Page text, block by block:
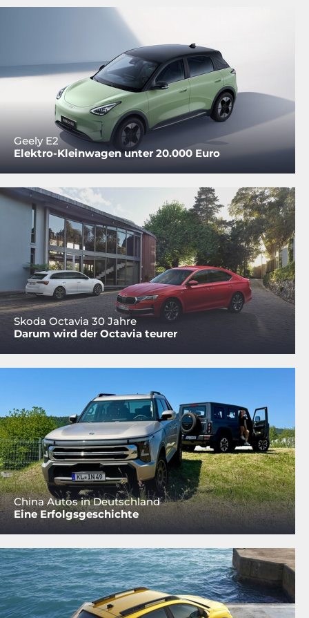
Geely E2
Elektro-Kleinwagen unter 20.000 Euro
Skoda Octavia 30 Jahre
Darum wird der Octavia teurer
China Autos in Deutschland
Eine Erfolgsgeschichte